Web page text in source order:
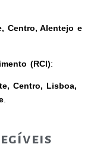
Centro, Alentejo e
(RCI):
Centro, Lisboa,
.